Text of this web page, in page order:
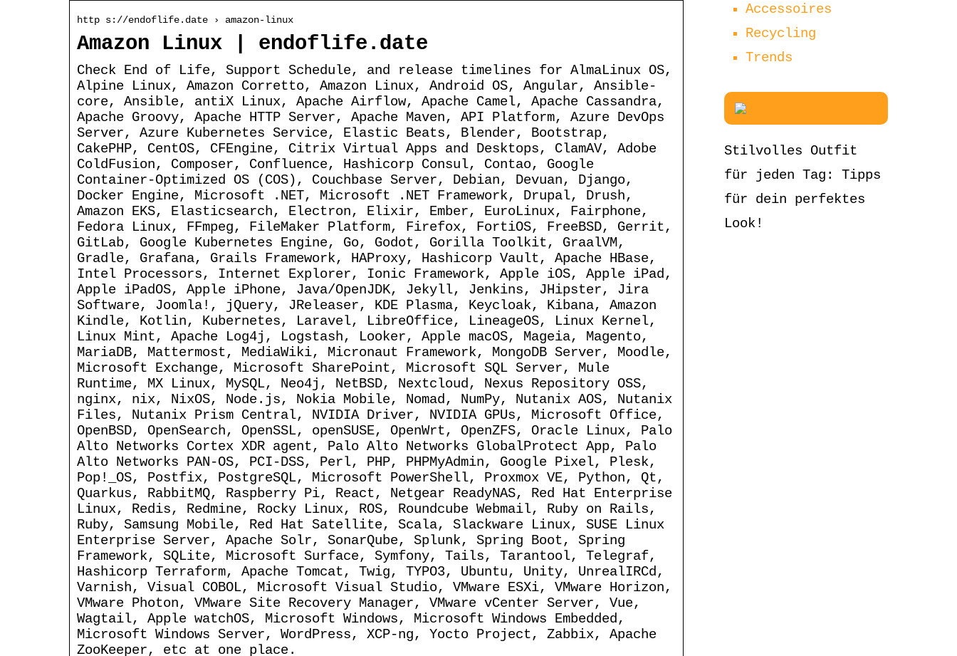
http s://endoflife.date › amazon-linux
Amazon Linux | endoflife.date
Check End of Life, Support Schedule, and release timelines for AlmaLinux OS,
Alpine Linux, Amazon Corretto, Amazon Linux, Android OS, Angular, Ansible-
core, Ansible, antiX Linux, Apache Airflow, Apache Camel, Apache Cassandra,
Apache Groovy, Apache HTTP Server, Apache Maven, API Platform, Azure DevOps
Server, Azure Kubernetes Service, Elastic Beats, Blender, Bootstrap,
CakePHP, CentOS, CFEngine, Citrix Virtual Apps and Desktops, ClamAV, Adobe
ColdFusion, Composer, Confluence, Hashicorp Consul, Contao, Google
Container-Optimized OS (COS), Couchbase Server, Debian, Devuan, Django,
Docker Engine, Microsoft .NET, Microsoft .NET Framework, Drupal, Drush,
Amazon EKS, Elasticsearch, Electron, Elixir, Ember, EuroLinux, Fairphone,
Fedora Linux, FFmpeg, FileMaker Platform, Firefox, FortiOS, FreeBSD, Gerrit,
GitLab, Google Kubernetes Engine, Go, Godot, Gorilla Toolkit, GraalVM,
Gradle, Grafana, Grails Framework, HAProxy, Hashicorp Vault, Apache HBase,
Intel Processors, Internet Explorer, Ionic Framework, Apple iOS, Apple iPad,
Apple iPadOS, Apple iPhone, Java/OpenJDK, Jekyll, Jenkins, JHipster, Jira
Software, Joomla!, jQuery, JReleaser, KDE Plasma, Keycloak, Kibana, Amazon
Kindle, Kotlin, Kubernetes, Laravel, LibreOffice, LineageOS, Linux Kernel,
Linux Mint, Apache Log4j, Logstash, Looker, Apple macOS, Mageia, Magento,
MariaDB, Mattermost, MediaWiki, Micronaut Framework, MongoDB Server, Moodle,
Microsoft Exchange, Microsoft SharePoint, Microsoft SQL Server, Mule
Runtime, MX Linux, MySQL, Neo4j, NetBSD, Nextcloud, Nexus Repository OSS,
nginx, nix, NixOS, Node.js, Nokia Mobile, Nomad, NumPy, Nutanix AOS, Nutanix
Files, Nutanix Prism Central, NVIDIA Driver, NVIDIA GPUs, Microsoft Office,
OpenBSD, OpenSearch, OpenSSL, openSUSE, OpenWrt, OpenZFS, Oracle Linux, Palo
Alto Networks Cortex XDR agent, Palo Alto Networks GlobalProtect App, Palo
Alto Networks PAN-OS, PCI-DSS, Perl, PHP, PHPMyAdmin, Google Pixel, Plesk,
Pop!_OS, Postfix, PostgreSQL, Microsoft PowerShell, Proxmox VE, Python, Qt,
Quarkus, RabbitMQ, Raspberry Pi, React, Netgear ReadyNAS, Red Hat Enterprise
Linux, Redis, Redmine, Rocky Linux, ROS, Roundcube Webmail, Ruby on Rails,
Ruby, Samsung Mobile, Red Hat Satellite, Scala, Slackware Linux, SUSE Linux
Enterprise Server, Apache Solr, SonarQube, Splunk, Spring Boot, Spring
Framework, SQLite, Microsoft Surface, Symfony, Tails, Tarantool, Telegraf,
Hashicorp Terraform, Apache Tomcat, Twig, TYPO3, Ubuntu, Unity, UnrealIRCd,
Varnish, Visual COBOL, Microsoft Visual Studio, VMware ESXi, VMware Horizon,
VMware Photon, VMware Site Recovery Manager, VMware vCenter Server, Vue,
Wagtail, Apple watchOS, Microsoft Windows, Microsoft Windows Embedded,
Microsoft Windows Server, WordPress, XCP-ng, Yocto Project, Zabbix, Apache
ZooKeeper, etc at one place.
Accessoires
Recycling
Trends
Stilvolles Outfit
für jeden Tag: Tipps
für dein perfektes
Look!